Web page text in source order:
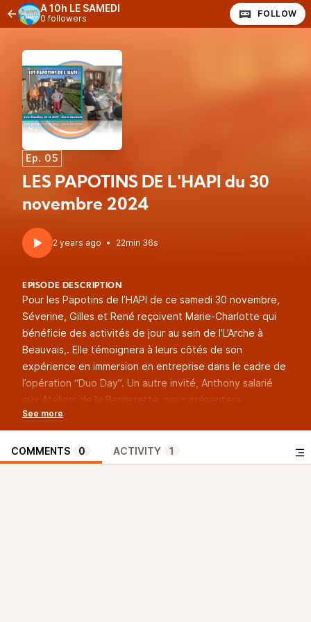
À 10h LE SAMEDI
0 followers FOLLOW
Ep. 05
LES PAPOTINS DE L'HAPI du 30
novembre 2024
2 years ago • 22min 36s
EPISODE DESCRIPTION
Pour les Papotins de l’HAPI de ce samedi 30 novembre,
Séverine, Gilles et René reçoivent Marie-Charlotte qui
bénéficie des activités de jour au sein de l’L’Arche à
Beauvais,. Elle témoignera à leurs côtés de son
expérience en immersion en entreprise dans le cadre de
l’opération “Duo Day”. Un autre invité, Anthony salarié
aux Ateliers de la Bergerette, nous présentera
l’expérience lancée conjointement par la Communauté
d’Agglomération du Beauvaisis et la Ville de Beauvais
pour un défit de taille: le défit “Zéro déchets” !
Rediffusion mardi 3 décembre à 17h et jeudi 5 décembre
COMMENTS 0 ACTIVITY 1